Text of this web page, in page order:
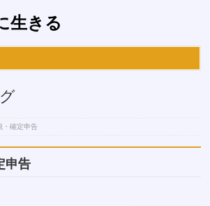
生きる
・確定申告
申告